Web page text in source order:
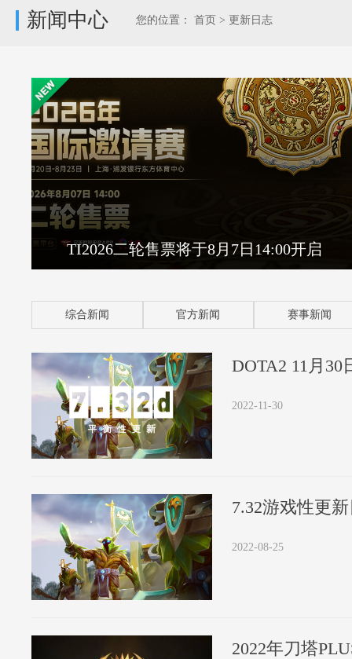
新闻中心 您的位置： 首页 > 更新日志
TI2026二轮售票将于8月7日14:00开启
综合新闻 官方新闻 赛事新闻
DOTA2 11月
2022-11-30
7.32游戏性更
2022-08-25
2022年刀塔